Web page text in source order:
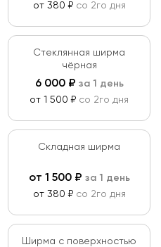
от 380 ₽ со 2го дня
Стеклянная ширма
чёрная
6 000₽ за 1 день
от 1 500 ₽ со 2го дня
Складная ширма
от 1 500₽ за 1 день
от 380 ₽ со 2го дня
Ширма с поверхностью